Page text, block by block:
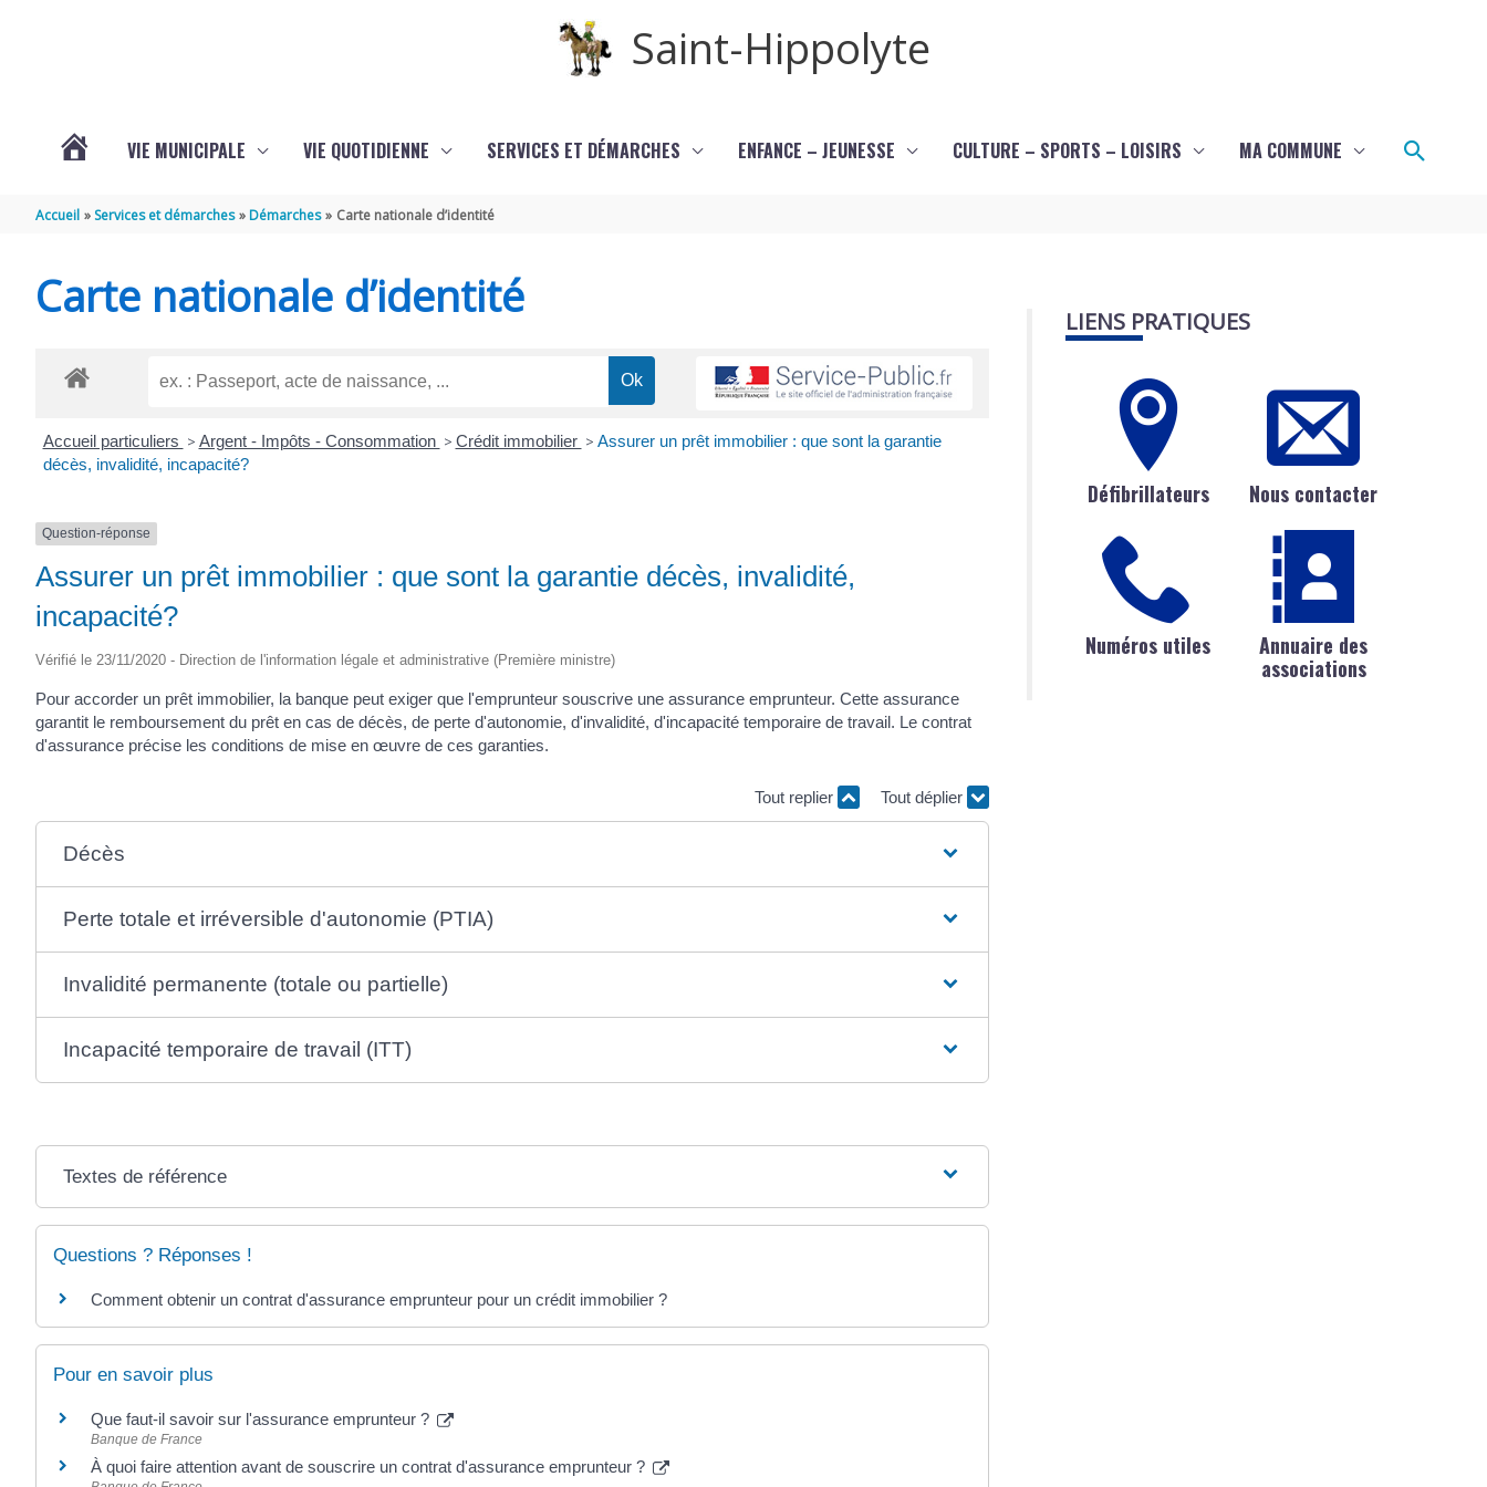
Saint-Hippolyte
SAINT-
HIPPOLYTE
(17430)
VIE MUNICIPALE VIE QUOTIDIENNE SERVICES ET DÉMARCHES ENFANCE – JEUNESSE CULTURE – SPORTS – LOISIRS MA COMMUNE
Accueil Services et démarches Démarches Carte nationale d’identité
Carte nationale d’identité
Accueil particuliers > Argent - Impôts - Consommation > Crédit immobilier > Assurer un prêt immobilier : que sont la garantie
décès, invalidité, incapacité?
Question-réponse
Assurer un prêt immobilier : que sont la garantie décès, invalidité,
incapacité?
Vérifié le 23/11/2020 - Direction de l'information légale et administrative (Première ministre)
Pour accorder un prêt immobilier, la banque peut exiger que l'emprunteur souscrive une assurance emprunteur. Cette assurance
garantit le remboursement du prêt en cas de décès, de perte d'autonomie, d'invalidité, d'incapacité temporaire de travail. Le contrat
d'assurance précise les conditions de mise en œuvre de ces garanties.
Tout replier Tout déplier
Décès
Perte totale et irréversible d'autonomie (PTIA)
Invalidité permanente (totale ou partielle)
Incapacité temporaire de travail (ITT)
Textes de référence
Questions ? Réponses !
Comment obtenir un contrat d'assurance emprunteur pour un crédit immobilier ?
Pour en savoir plus
Que faut-il savoir sur l'assurance emprunteur ?
Banque de France
À quoi faire attention avant de souscrire un contrat d'assurance emprunteur ?
LIENS PRATIQUES
Défibrillateurs Nous contacter
Numéros utiles
Annuaire des
associations